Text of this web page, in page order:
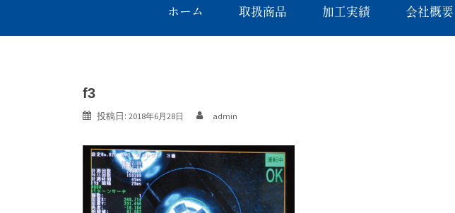
ホーム 取扱商品 加工実績 会社概要
f3
投稿日: 2018年6月28日 admin